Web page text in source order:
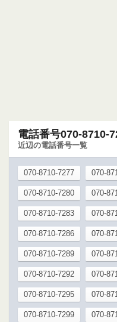
電話番号070-8710-
近辺の電話番号一覧
070-8710-7277 070-
070-8710-7280 070-
070-8710-7283 070-
070-8710-7286 070-
070-8710-7289 070-
070-8710-7292 070-
070-8710-7295 070-
070-8710-7299 070-